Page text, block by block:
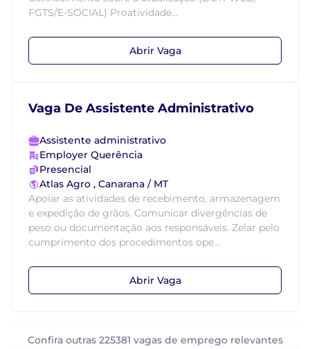
FGTS/E-SOCIAL) Proatividade...
Abrir Vaga
Vaga De Assistente Administrativo
Assistente administrativo
Employer Querência
Presencial
Atlas Agro , Canarana / MT
Apoiar as atividades de recebimento, armazenagem
e expedição de grãos. Comunicar divergências de
peso ou documentação aos responsáveis. Zelar pelo
cumprimento dos procedimentos ope...
Abrir Vaga
Confira outras 225381 vagas de emprego relevantes